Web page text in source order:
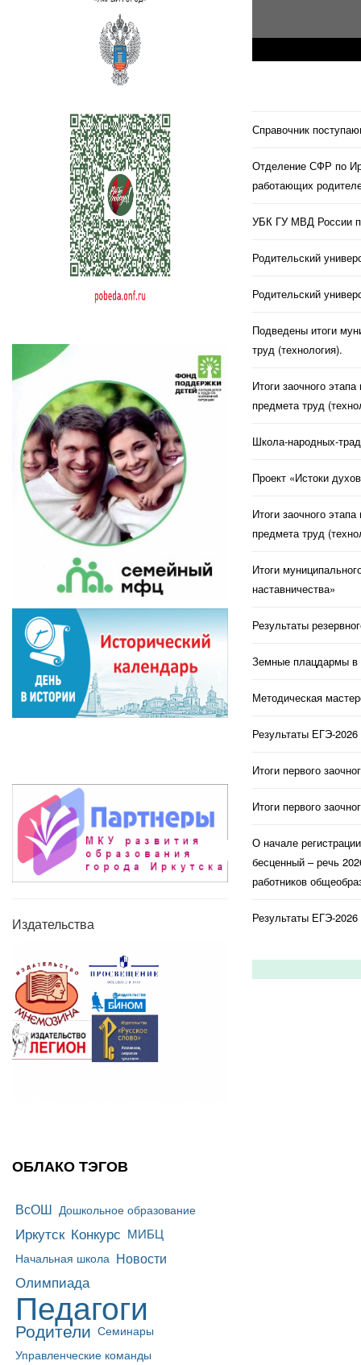
Издательства
ОБЛАКО ТЭГОВ
ВсОШ Дошкольное образование
Иркутск Конкурс МИБЦ
Начальная школа Новости
Олимпиада
Педагоги
Родители Семинары
Управленческие команды
Справочник
Отделение СФР по
работающих
УБК ГУ МВД России
Родительский
Родительский
Подведены итоги
труд (технология).
Итоги заочного
предмета труд
Школа-народных-
Проект «Истоки
Итоги заочного
предмета труд
Итоги
наставничества»
Результаты
Земные плацдармы в
Методическая
Результаты ЕГЭ-
Итоги первого
Итоги первого
О начале
бесценный – речь
работников
Результаты ЕГЭ-